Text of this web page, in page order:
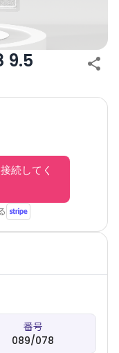
9.5
続してく
番号
089/078